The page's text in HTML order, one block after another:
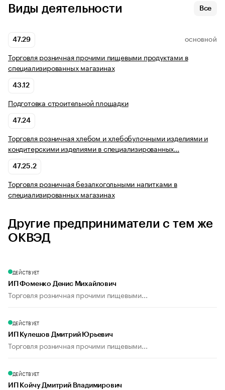
Виды деятельности Все
47.29 ОСНОВНОЙ
Торговля розничная прочими пищевыми продуктами в
специализированных магазинах
43.12
Подготовка строительной площадки
47.24
Торговля розничная хлебом и хлебобулочными изделиями и
кондитерскими изделиями в специализированных…
47.25.2
Торговля розничная безалкогольными напитками в
специализированных магазинах
Другие предприниматели с тем же
ОКВЭД
ДЕЙСТВУЕТ
ИП Фоменко Денис Михайлович
Торговля розничная прочими пищевыми...
ДЕЙСТВУЕТ
ИП Кулешов Дмитрий Юрьевич
Торговля розничная прочими пищевыми...
ДЕЙСТВУЕТ
ИП Койчу Дмитрий Владимирович